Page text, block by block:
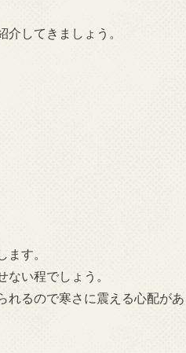
してきましょう。
す。
い程でしょう。
れるので寒さに震える心配があ